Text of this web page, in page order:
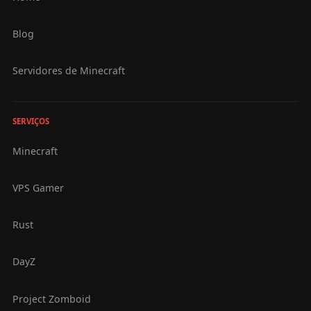
Blog
Servidores de Minecraft
SERVIÇOS
Minecraft
VPS Gamer
Rust
DayZ
Project Zomboid